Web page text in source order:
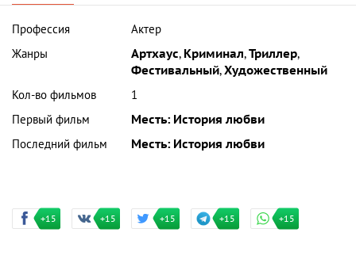
Профессия
Актер
Жанры
Артхаус, Криминал,Триллер,
Фестивальный,Художественный
Кол-во фильмов
1
Первый фильм
Месть: История любви
Последний фильм
Месть: История любви
+15 +15 +15 +15 +15